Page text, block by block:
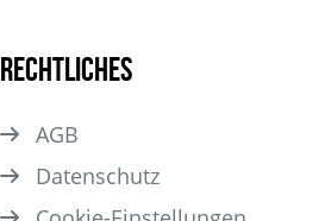
Rechtliches
AGB
Datenschutz